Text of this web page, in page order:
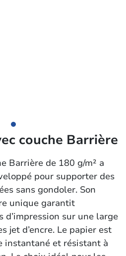
couche Barrière
Barrière de 180 g/m² a
pour supporter des
sans gondoler. Son
unique garantit
d’impression sur une large
jet d’encre. Le papier est
instantané et résistant à